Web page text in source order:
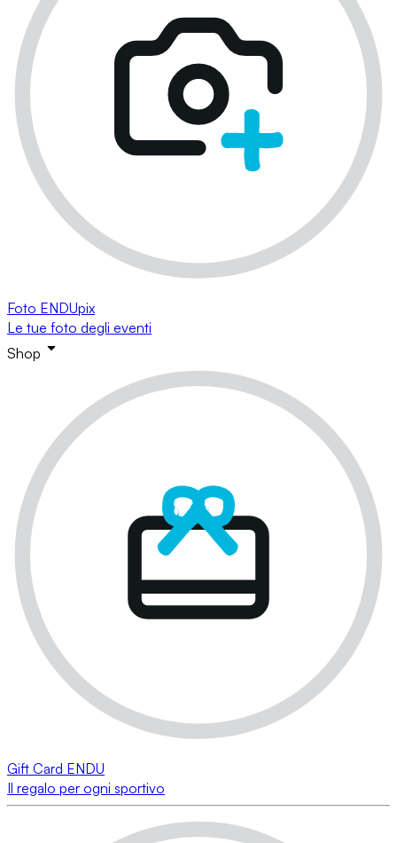
Foto ENDUpix
Le tue foto degli eventi
Shop
Gift Card ENDU
Il regalo per ogni sportivo